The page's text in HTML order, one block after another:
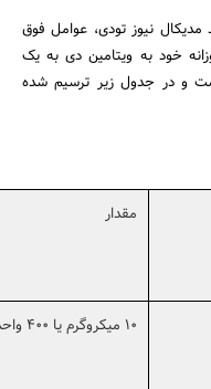
مدیکال نیوز تودی، عوامل فوق
خود به ویتامین دی به یک
است و در جدول زیر ترسیم شده
مقدار
10 میکروگرم یا 400 واحد بین المللی (iu)